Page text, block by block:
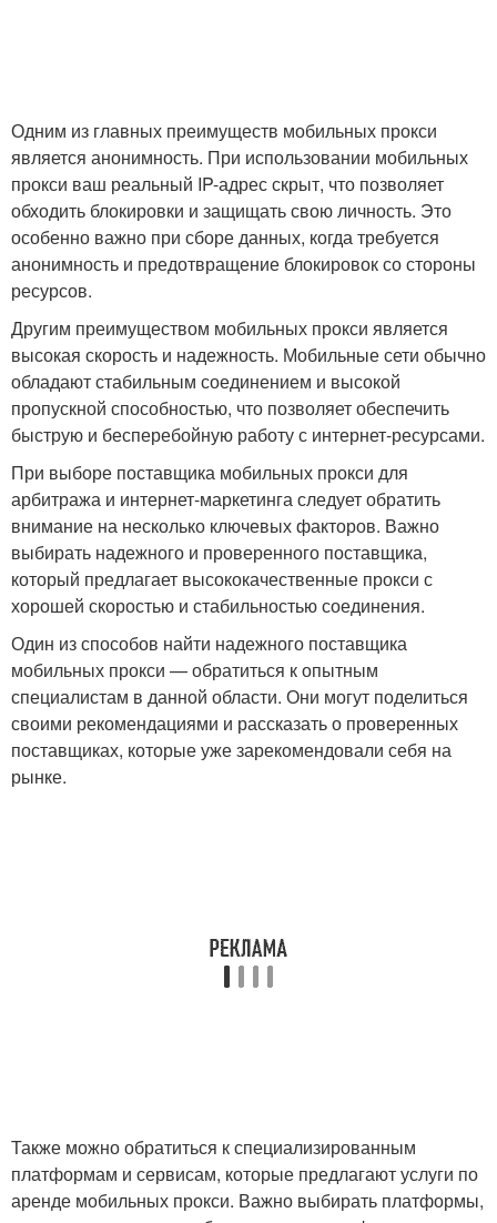
Одним из главных преимуществ мобильных прокси
является анонимность. При использовании мобильных
прокси ваш реальный IP-адрес скрыт, что позволяет
обходить блокировки и защищать свою личность. Это
особенно важно при сборе данных, когда требуется
анонимность и предотвращение блокировок со стороны
ресурсов.
Другим преимуществом мобильных прокси является
высокая скорость и надежность. Мобильные сети обычно
обладают стабильным соединением и высокой
пропускной способностью, что позволяет обеспечить
быструю и бесперебойную работу с интернет-ресурсами.
При выборе поставщика мобильных прокси для
арбитража и интернет-маркетинга следует обратить
внимание на несколько ключевых факторов. Важно
выбирать надежного и проверенного поставщика,
который предлагает высококачественные прокси с
хорошей скоростью и стабильностью соединения.
Один из способов найти надежного поставщика
мобильных прокси — обратиться к опытным
специалистам в данной области. Они могут поделиться
своими рекомендациями и рассказать о проверенных
поставщиках, которые уже зарекомендовали себя на
рынке.
Также можно обратиться к специализированным
платформам и сервисам, которые предлагают услуги по
аренде мобильных прокси. Важно выбирать платформы,